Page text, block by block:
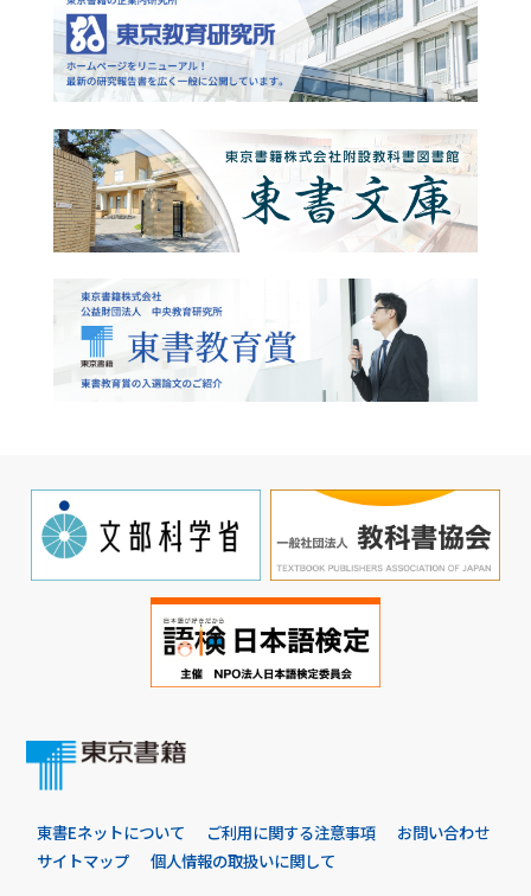
東書Eネットについて ご利用に関する注意事項
お問い合わせ
サイトマップ
個人情報の取扱いに関して